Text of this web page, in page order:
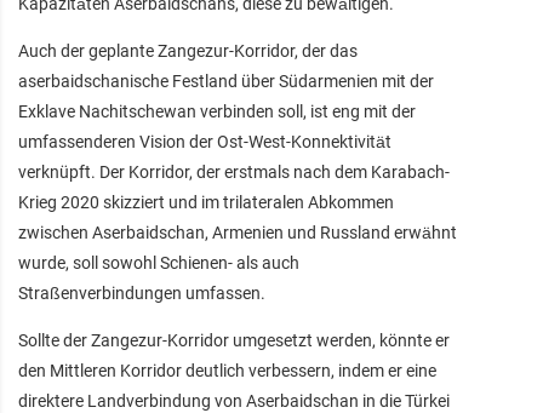
Kapazitäten Aserbaidschans, diese zu bewältigen.
Auch der geplante Zangezur-Korridor, der das
aserbaidschanische Festland über Südarmenien mit der
Exklave Nachitschewan verbinden soll, ist eng mit der
umfassenderen Vision der Ost-West-Konnektivität
verknüpft. Der Korridor, der erstmals nach dem Karabach-
Krieg 2020 skizziert und im trilateralen Abkommen
zwischen Aserbaidschan, Armenien und Russland erwähnt
wurde, soll sowohl Schienen- als auch
Straßenverbindungen umfassen.
Sollte der Zangezur-Korridor umgesetzt werden, könnte er
den Mittleren Korridor deutlich verbessern, indem er eine
direktere Landverbindung von Aserbaidschan in die Türkei